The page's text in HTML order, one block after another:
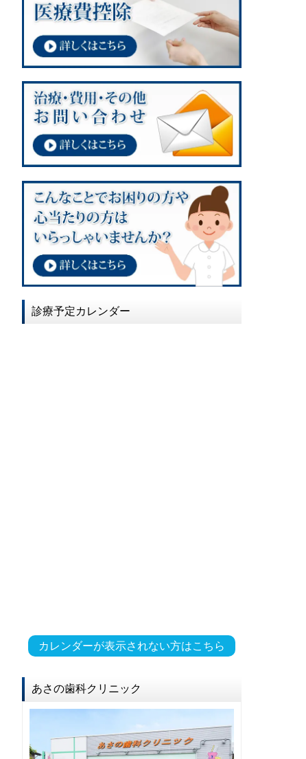
2018年04月
2018年02月
2018年01月
2017年12月
2017年11月
2017年10月
2017年09月
2017年08月
2017年07月
2017年06月
2017年05月
2017年03月
2017年02月
2017年01月
2016年12月
診療予定カレンダー
カレンダーが表示されない方はこちら
あさの歯科クリニック